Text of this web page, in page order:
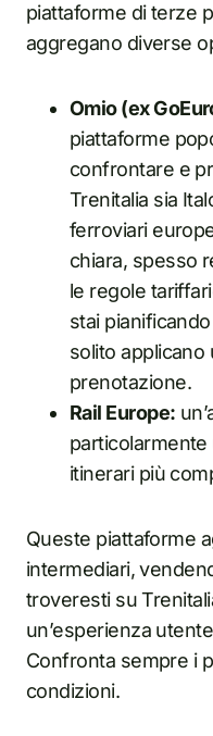
piattaforme di terze
aggregano diverse
Omio (ex
piattaforme
confrontare e
Trenitalia sia
ferroviari
chiara, spesso
le regole
stai
solito
prenotazione.
Rail Europe:
itinerari più
Queste piattaforme
intermediari,
troveresti su
un’esperienza
Confronta sempre i
condizioni.